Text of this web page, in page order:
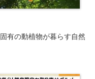
有の動植物が暮らす自然